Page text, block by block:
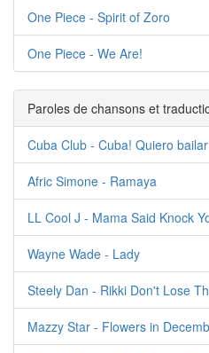
One Piece - Spirit of Zoro
One Piece - We Are!
Paroles de chansons et
Cuba Club - Cuba! Quiero
Afric Simone - Ramaya
LL Cool J - Mama Said Knock
Wayne Wade - Lady
Steely Dan - Rikki Don't Lose
Mazzy Star - Flowers in